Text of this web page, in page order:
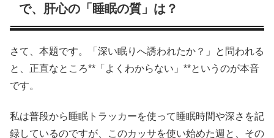
で、肝心の「睡眠の質」は？
さて、本題です。「深い眠りへ誘われたか？」と問われる
と、正直なところ**「よくわからない」**というのが本音
です。
私は普段から睡眠トラッカーを使って睡眠時間や深さを記
録しているのですが、このカッサを使い始めた週と、その